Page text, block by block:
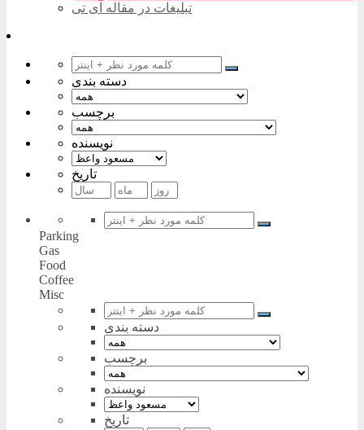
تبلیغات در مقاله آی تی
دسته بندی
برچسب
نویسنده
تاریخ
Parking
Gas
Food
Coffee
Misc
دسته بندی
برچسب
نویسنده
تاریخ